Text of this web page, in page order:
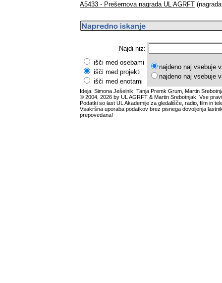
A5433 - Prešernova nagrada UL AGRFT
Najdi niz:
išči med osebami
išči med projekti
išči med enotami
najdeno naj vsebuje
najdeno naj vsebuje
Ideja: Simona Ješelnik, Tanja Premk Grum, Martin
© 2004, 2026 by UL AGRFT & Martin Srebotnjak. Vse
Podatki so last UL Akademije za gledališče, radio, film in
Vsakršna uporaba podatkov brez pisnega dovoljenja
prepovedana!